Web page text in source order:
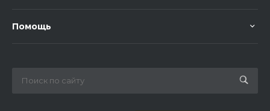
Помощь